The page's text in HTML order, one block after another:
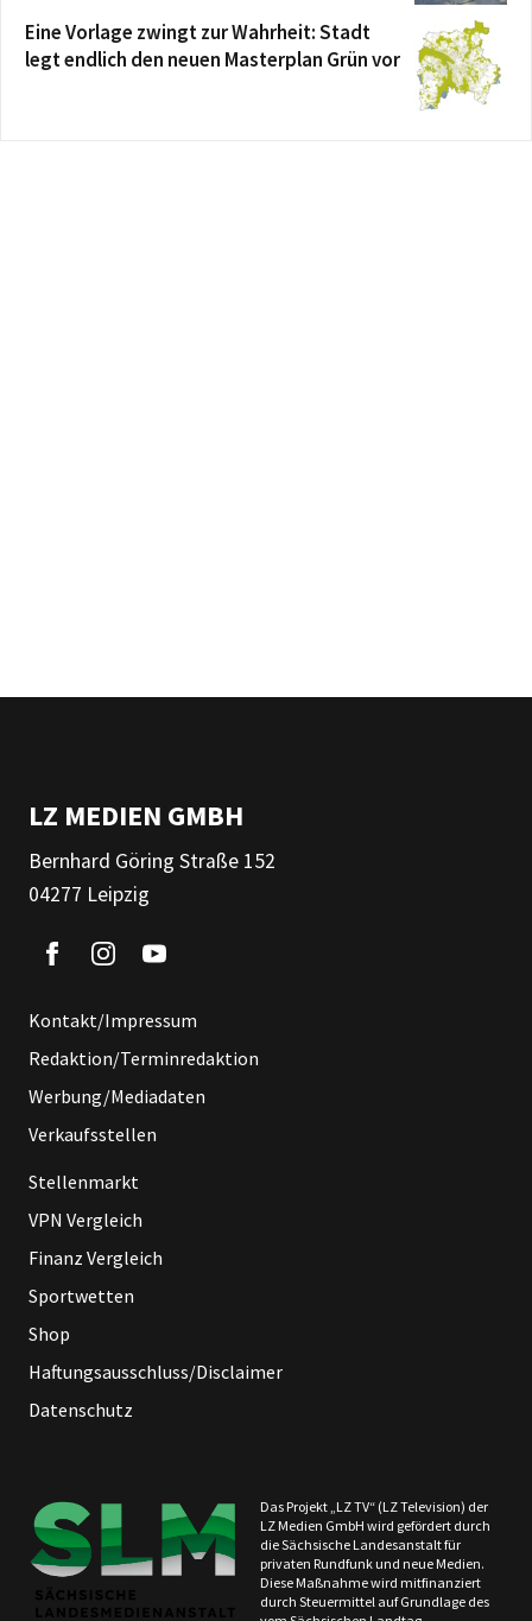
Eine Vorlage zwingt zur Wahrheit: Stadt
legt endlich den neuen Masterplan Grün vor
LZ MEDIEN GMBH
Bernhard Göring Straße 152
04277 Leipzig
Kontakt/Impressum
Redaktion/Terminredaktion
Werbung/Mediadaten
Verkaufsstellen
Stellenmarkt
VPN Vergleich
Finanz Vergleich
Sportwetten
Shop
Haftungsausschluss/Disclaimer
Datenschutz
Das Projekt „LZ TV“ (LZ Television) der
LZ Medien GmbH wird gefördert durch
die Sächsische Landesanstalt für
privaten Rundfunk und neue Medien.
Diese Maßnahme wird mitfinanziert
durch Steuermittel auf Grundlage des